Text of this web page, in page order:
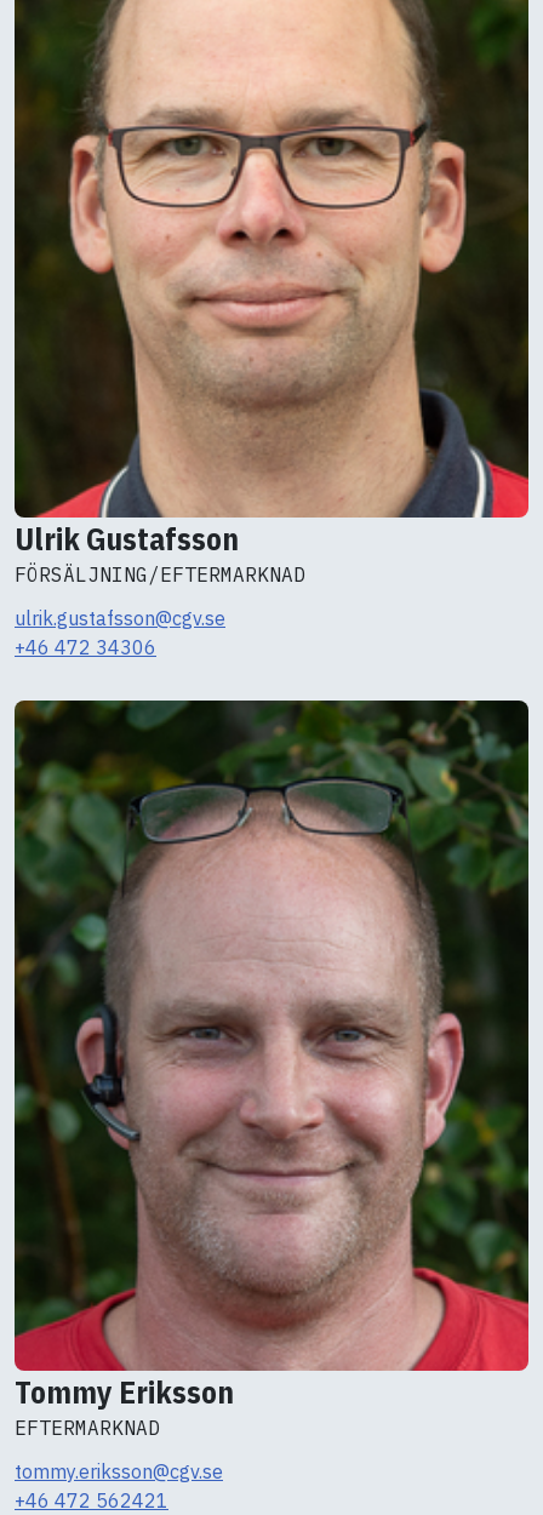
Ulrik Gustafsson
FÖRSÄLJNING/EFTERMARKNAD
ulrik.gustafsson@cgv.se
+46 472 34306
Tommy Eriksson
EFTERMARKNAD
tommy.eriksson@cgv.se
+46 472 562421